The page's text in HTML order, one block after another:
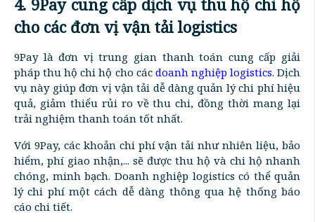
cho các đơn vị vận tải logistics
9Pay là đơn vị trung gian thanh toán cung cấp giải
pháp thu hộ chi hộ cho các doanh nghiệp logistics. Dịch
vụ này giúp đơn vị vận tải dễ dàng quản lý chi phí hiệu
quả, giảm thiểu rủi ro về thu chi, đồng thời mang lại
trải nghiệm thanh toán tốt nhất.
Với 9Pay, các khoản chi phí vận tải như nhiên liệu, bảo
hiểm, phí giao nhận,... sẽ được thu hộ và chi hộ nhanh
chóng, minh bạch. Doanh nghiệp logistics có thể quản
lý chi phí một cách dễ dàng thông qua hệ thống báo
cáo chi tiết.